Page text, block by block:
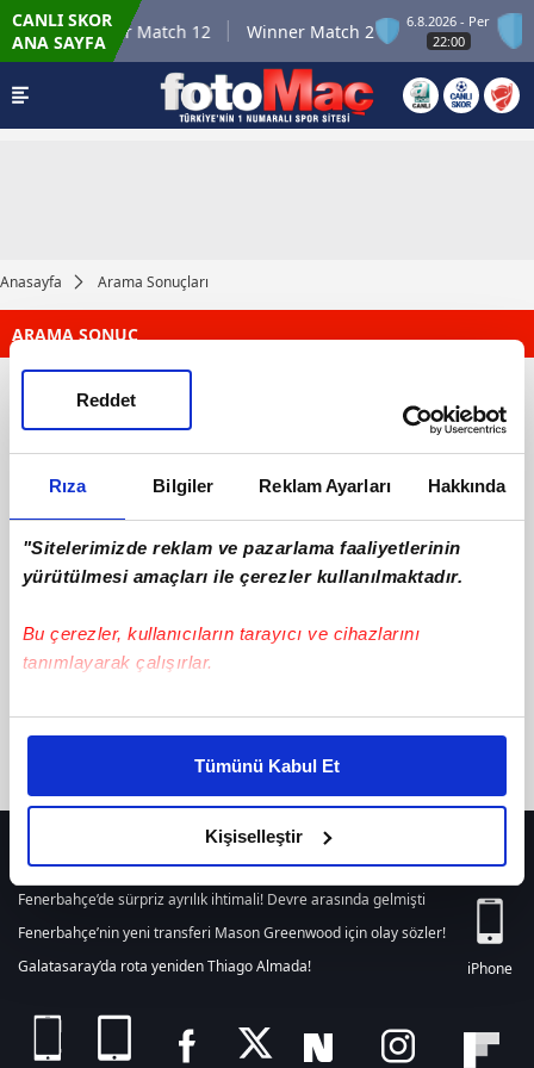
Rıza Bilgiler Reklam Ayarları Hakkında
"Sitelerimizde reklam ve pazarlama faaliyetlerinin
yürütülmesi amaçları ile çerezler kullanılmaktadır.
Bu çerezler, kullanıcıların tarayıcı ve cihazlarını
tanımlayarak çalışırlar.
Bu çerezlere izin vermeniz halinde sizlere özel
daha iyi reklam deneyimi yaşatabiliriz. Bunu yaparken
amacımızın size daha iyi bir reklam deneyimi sunmak
olduğunu ve sizlere en iyi içerikleri sunabilmek adına
elimizden gelen çabayı gösterdiğimizi ve bu noktada,
reklamların maliyetlerimizi karşılamak noktasında tek gelir
Her halükârda, kullanıcılar, bu çerezlere izin vermedikleri
gösterilmeyecektir."
Tümünü Kabul Et
Kişiselleştir
Reddet
CANLI SKOR
ANA SAYFA
Per
Winner Match 12 Winner Match 2
6.8.2026 - Per
22:00
Anasayfa Arama Sonuçları
ARAMA SONUÇ
텔레@CASHFILTER365✓ǃ돈현금화수수료최저코인추적피하는방법
ile ilgili içerik bulunamamıştır. Arama alanından yeni bir arama
listelemek içintıklayınız.
HER YERDE!
Fenerbahçe’de sürpriz ayrılık ihtimali! Devre arasında gelmişti
Fenerbahçe’nin yeni transferi Mason Greenwood için olay sözler!
Galatasaray’da rota yeniden Thiago Almada!
iPhone